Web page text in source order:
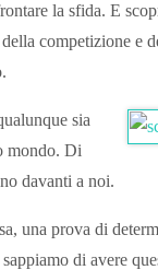
la sfida. E
competizione e
sia
mondo. Di
davanti a noi.
una prova di
di avere